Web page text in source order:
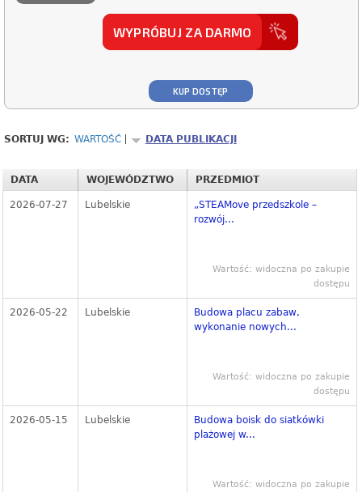
WYPRÓBUJ ZA DARMO
KUP DOSTĘP
SORTUJ WG: WARTOŚĆ DATA PUBLIKACJI
DATA WOJEWÓDZTWO PRZEDMIOT
2026-07-27 Lubelskie
„STEAMove przedszkole –
rozwój...
Wartość: widoczna po zakupie
dostępu
2026-05-22 Lubelskie
Budowa placu zabaw,
wykonanie nowych...
Wartość: widoczna po zakupie
dostępu
2026-05-15 Lubelskie
Budowa boisk do siatkówki
plażowej w...
Wartość: widoczna po zakupie